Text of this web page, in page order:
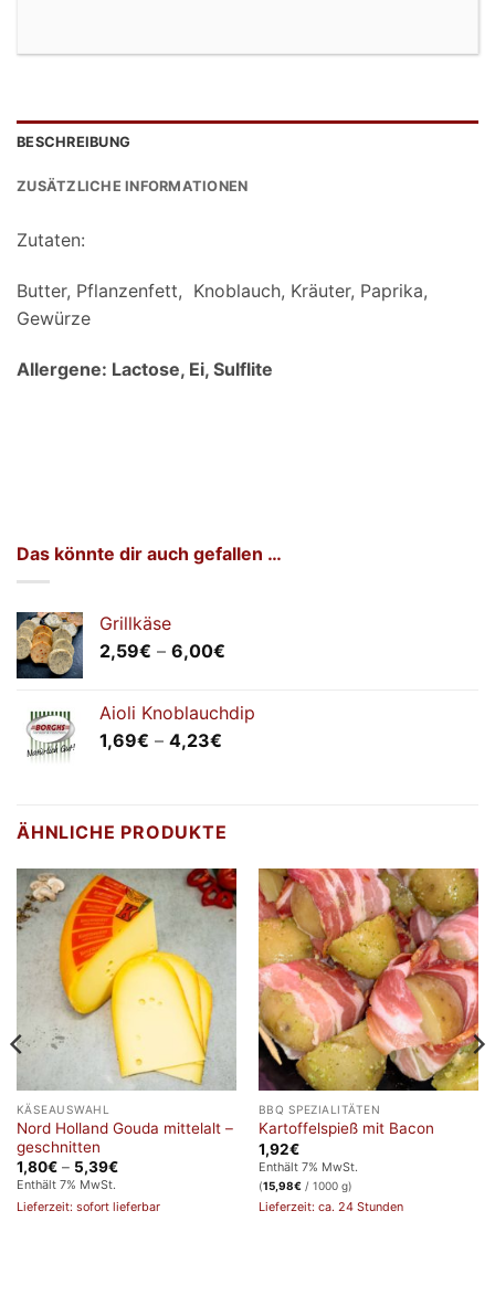
BESCHREIBUNG
ZUSÄTZLICHE INFORMATIONEN
Zutaten:
Butter, Pflanzenfett, Knoblauch, Kräuter, Paprika,
Gewürze
Allergene: Lactose, Ei, Sulflite
Das könnte dir auch gefallen …
Grillkäse
2,59€ – 6,00€
6,00€
Aioli Knoblauchdip
1,69€ – 4,23€
ÄHNLICHE PRODUKTE
KÄSEAUSWAHL
Nord Holland Gouda mittelalt –
geschnitten
1,80€ – 5,39€Preisspanne:
5,39€
Enthält 7% MwSt.
Lieferzeit: sofort lieferbar
BBQ SPEZIALITÄTEN
Kartoffelspieß mit Bacon
1,92€
Enthält 7% MwSt.
(15,98€/ 1000 g)
Lieferzeit: ca. 24 Stunden